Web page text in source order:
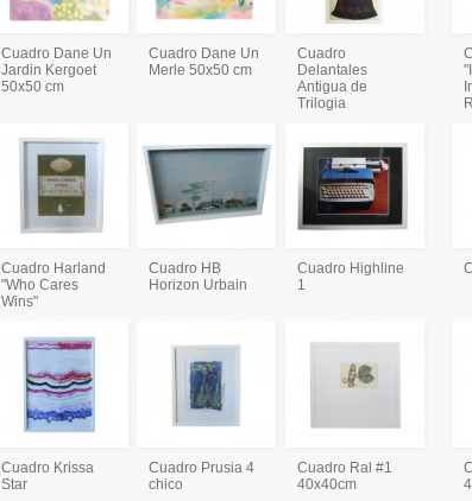
Cuadro Dane Un
Jardin Kergoet
50x50 cm
Cuadro Dane Un
Merle 50x50 cm
Cuadro
Delantales
Antigua de
Trilogia
Cuadro Harland
"Who Cares
Wins"
Cuadro HB
Horizon Urbain
Cuadro Highline
1
Cuadro Krissa
Star
Cuadro Prusia 4
chico
Cuadro Ral #1
40x40cm